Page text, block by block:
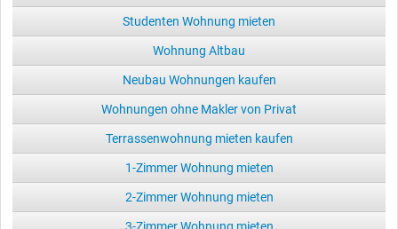
Studenten Wohnung mieten
Wohnung Altbau
Neubau Wohnungen kaufen
Wohnungen ohne Makler von Privat
Terrassenwohnung mieten kaufen
1-Zimmer Wohnung mieten
2-Zimmer Wohnung mieten